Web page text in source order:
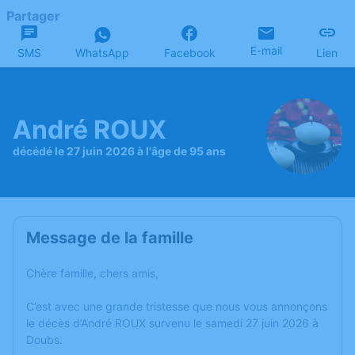
Partager
SMS WhatsApp Facebook E-mail Lien
André ROUX
décédé le 27 juin 2026 à l'âge de 95 ans
Message de la famille
Chère famille, chers amis,
C’est avec une grande tristesse que nous vous annonçons
le décès d’André ROUX survenu le samedi 27 juin 2026 à
Doubs.